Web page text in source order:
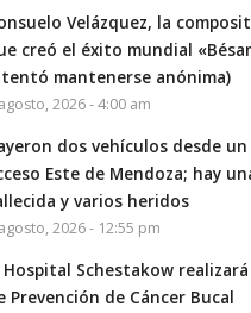
Velázquez, la
creó el éxito mundial
mantenerse anónima)
2026 - 4:00 am
dos vehículos desde
Este de Mendoza; hay
y varios heridos
2026 - 12:55 pm
Hospital Schestakow realizará
Prevención de Cáncer Bucal